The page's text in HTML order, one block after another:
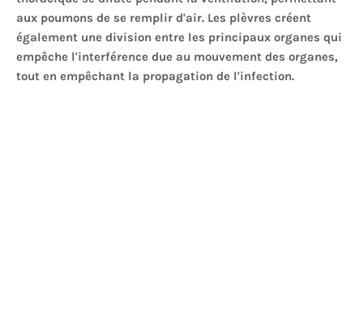
aux poumons de se remplir d'air. Les plèvres créent
également une division entre les principaux organes qui
empêche l'interférence due au mouvement des organes,
tout en empêchant la propagation de l'infection.